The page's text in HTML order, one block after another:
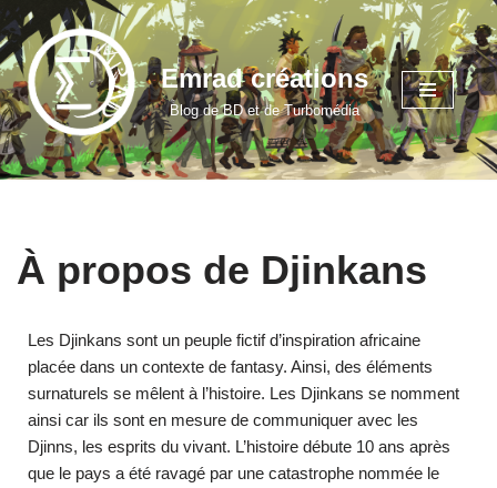
Aller
au
contenu
Emrad créations
Blog de BD et de Turbomédia
À propos de Djinkans
Les Djinkans sont un peuple fictif d’inspiration africaine
placée dans un contexte de fantasy. Ainsi, des éléments
surnaturels se mêlent à l’histoire. Les Djinkans se nomment
ainsi car ils sont en mesure de communiquer avec les
Djinns, les esprits du vivant. L’histoire débute 10 ans après
que le pays a été ravagé par une catastrophe nommée le